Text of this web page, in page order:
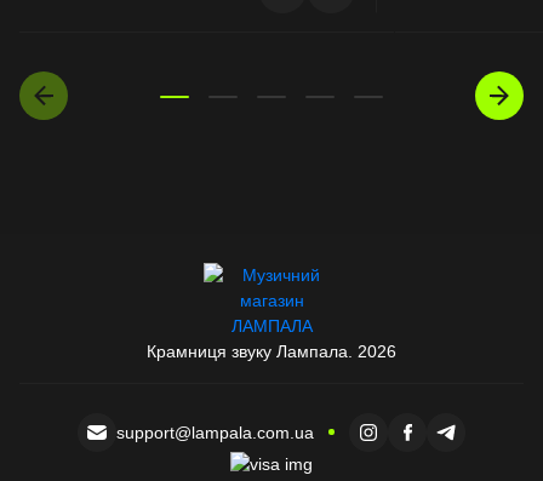
Крамниця звуку Лампала. 2026
support@lampala.com.ua